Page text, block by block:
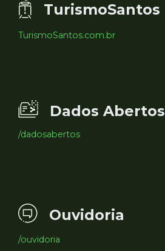
TurismoSantos
TurismoSantos.com.br
Dados Abertos
/dadosabertos
Ouvidoria
/ouvidoria